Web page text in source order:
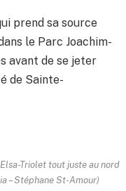
prend sa source
le Parc Joachim-
avant de se jeter
de Sainte-
Triolet tout juste au nord
– Stéphane St-Amour)